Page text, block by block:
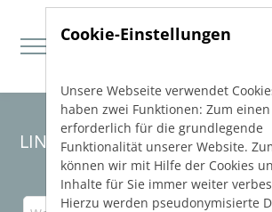
Direkt zur Hauptnavigation springen
Direkt zum Inhalt springen
LINEAR Solutions26für Revit
Cookie-Einstellungen
Unsere Webseite verwendet
haben zwei Funktionen: Zum
erforderlich für die grundlegende
Funktionalität unserer Website.
können wir mit Hilfe der Cookies
Inhalte für Sie immer weiter
Hierzu werden pseudonymisierte